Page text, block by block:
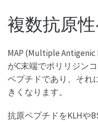
複数抗原
MAP (Multiple
がC末端でポリリジン
ペプチドであり、それ
きくなります。
抗原ペプチドをKLHや